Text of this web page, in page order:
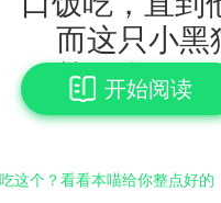
而这只小黑
第一次叼回
格。
力，拥有火山
开始阅读
这个？看看本喵给你整点好的